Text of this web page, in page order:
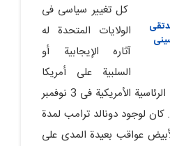
کل تغییر سیاسی فی
الولایات المتحدة له
آثاره الإیجابیة أو
السلبیة على أمریکا
اللّاتینیة. تعتبر الإنتخابات الرئاسیة الأمریکیة فی 3 نوفمبر
کان لوجود دونالد ترامب لمدة
عواقب بعیدة المدى على